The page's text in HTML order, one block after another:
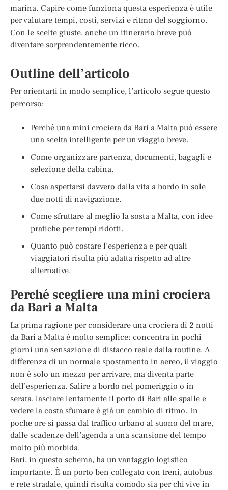
marina. Capire come funziona questa esperienza è utile
per valutare tempi, costi, servizi e ritmo del soggiorno.
Con le scelte giuste, anche un itinerario breve può
diventare sorprendentemente ricco.
Outline dell’articolo
Per orientarti in modo semplice, l’articolo segue questo
percorso:
Perché una mini crociera da Bari a Malta può essere
una scelta intelligente per un viaggio breve.
Come organizzare partenza, documenti, bagagli e
selezione della cabina.
Cosa aspettarsi davvero dalla vita a bordo in sole
due notti di navigazione.
Come sfruttare al meglio la sosta a Malta, con idee
pratiche per tempi ridotti.
Quanto può costare l’esperienza e per quali
viaggiatori risulta più adatta rispetto ad altre
alternative.
Perché scegliere una mini crociera
da Bari a Malta
La prima ragione per considerare una crociera di 2 notti
da Bari a Malta è molto semplice: concentra in pochi
giorni una sensazione di distacco reale dalla routine. A
differenza di un normale spostamento in aereo, il viaggio
non è solo un mezzo per arrivare, ma diventa parte
dell’esperienza. Salire a bordo nel pomeriggio o in
serata, lasciare lentamente il porto di Bari alle spalle e
vedere la costa sfumare è già un cambio di ritmo. In
poche ore si passa dal traffico urbano al suono del mare,
dalle scadenze dell’agenda a una scansione del tempo
molto più morbida.
Bari, in questo schema, ha un vantaggio logistico
importante. È un porto ben collegato con treni, autobus
e rete stradale, quindi risulta comodo sia per chi vive in